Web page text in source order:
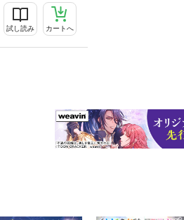
試し読み カートへ